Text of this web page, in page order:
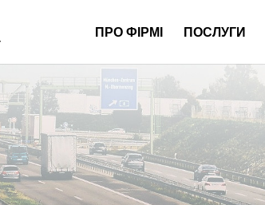
ПРО ФІРМІ ПОСЛУГИ